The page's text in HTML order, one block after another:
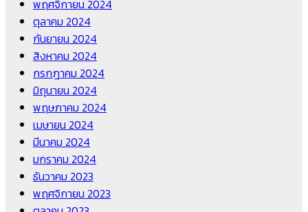
พฤศจิกายน 2024
ตุลาคม 2024
กันยายน 2024
สิงหาคม 2024
กรกฎาคม 2024
มิถุนายน 2024
พฤษภาคม 2024
เมษายน 2024
มีนาคม 2024
มกราคม 2024
ธันวาคม 2023
พฤศจิกายน 2023